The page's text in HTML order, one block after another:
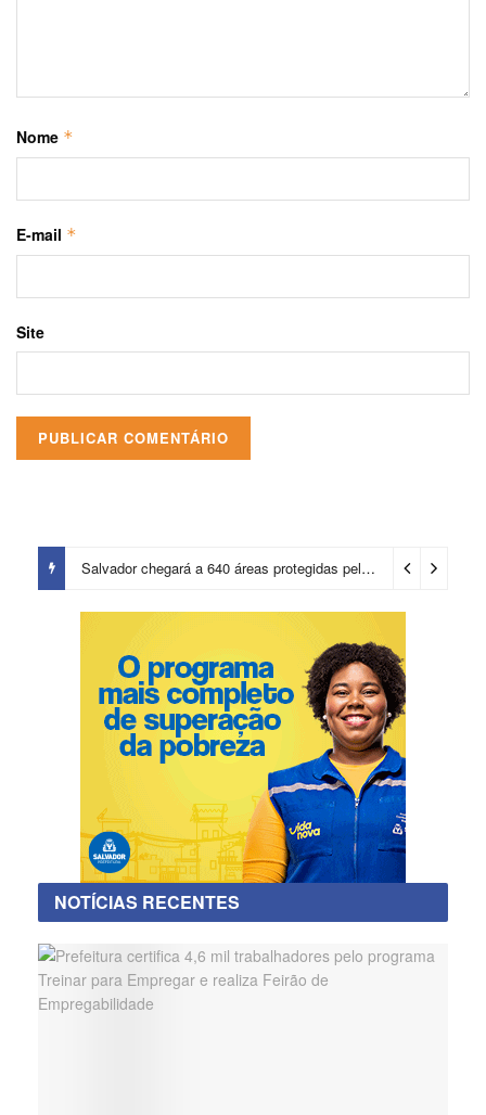
Nome *
E-mail *
Site
Salvador chegará a 640 áreas protegidas pela Prefeitura com investimentos em contenções de encostas e prevenção de riscos
NOTÍCIAS RECENTES